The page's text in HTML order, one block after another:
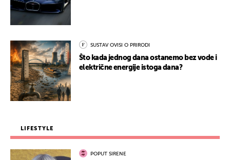
SUSTAV OVISI O PRIRODI
Što kada jednog dana ostanemo bez vode i
električne energije istoga dana?
LIFESTYLE
POPUT SIRENE